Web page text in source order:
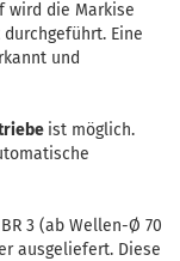
wird die Markise
Eine
und
ist möglich.
3 (ab Wellen-Ø 70
ausgeliefert. Diese